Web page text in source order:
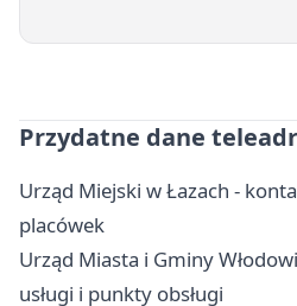
Przydatne dane
Urząd Miejski w Łazach -
placówek
Urząd Miasta i Gminy
usługi i punkty obsługi